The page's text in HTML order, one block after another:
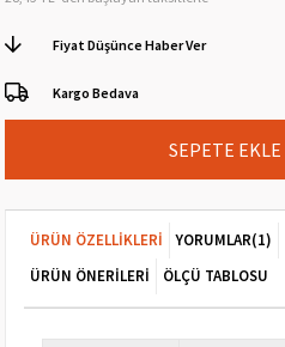
Fiyat Düşünce Haber Ver
Kargo Bedava
ÜRÜN ÖZELLIKLERI YORUMLAR(1)
ÜRÜN ÖNERILERI
ÖLÇÜ TABLOSU